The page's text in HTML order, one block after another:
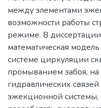
между элементами
возможности работы
режиме. В
математическая
системе циркуляции
промыванием забоя,
гидравлических
эжекционной системы,